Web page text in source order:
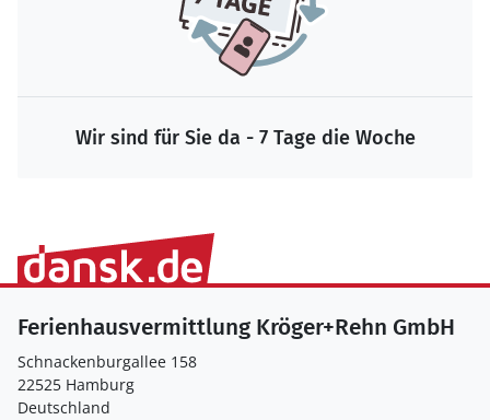
Wir sind für Sie da - 7 Tage die Woche
Ferienhausvermittlung Kröger+Rehn GmbH
Schnackenburgallee 158
22525 Hamburg
Deutschland